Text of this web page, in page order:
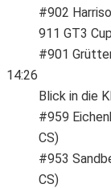
#902
911 GT3
#901
14:26
Blick in die
#959
CS)
#953
CS)